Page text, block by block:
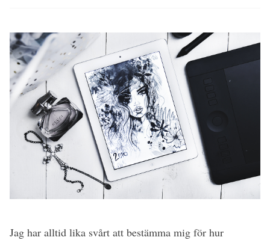
Jag har alltid lika svårt att bestämma mig för hur